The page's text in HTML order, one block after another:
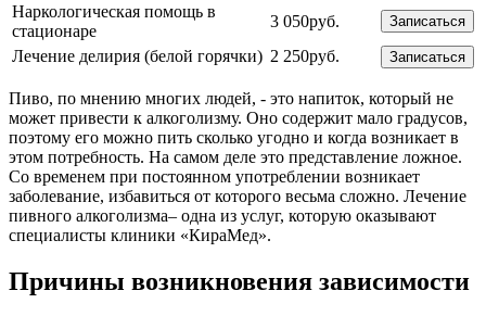
Наркологическая помощь в
стационаре
3 050руб. Записаться
Лечение делирия (белой горячки) 2 250руб. Записаться
Пиво, по мнению многих людей, - это напиток, который не
может привести к алкоголизму. Оно содержит мало градусов,
поэтому его можно пить сколько угодно и когда возникает в
этом потребность. На самом деле это представление ложное.
Со временем при постоянном употреблении возникает
заболевание, избавиться от которого весьма сложно. Лечение
пивного алкоголизма– одна из услуг, которую оказывают
специалисты клиники «КираМед».
Причины возникновения зависимости